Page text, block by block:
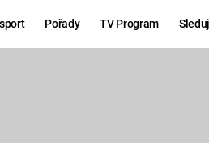
Pořady TV Program